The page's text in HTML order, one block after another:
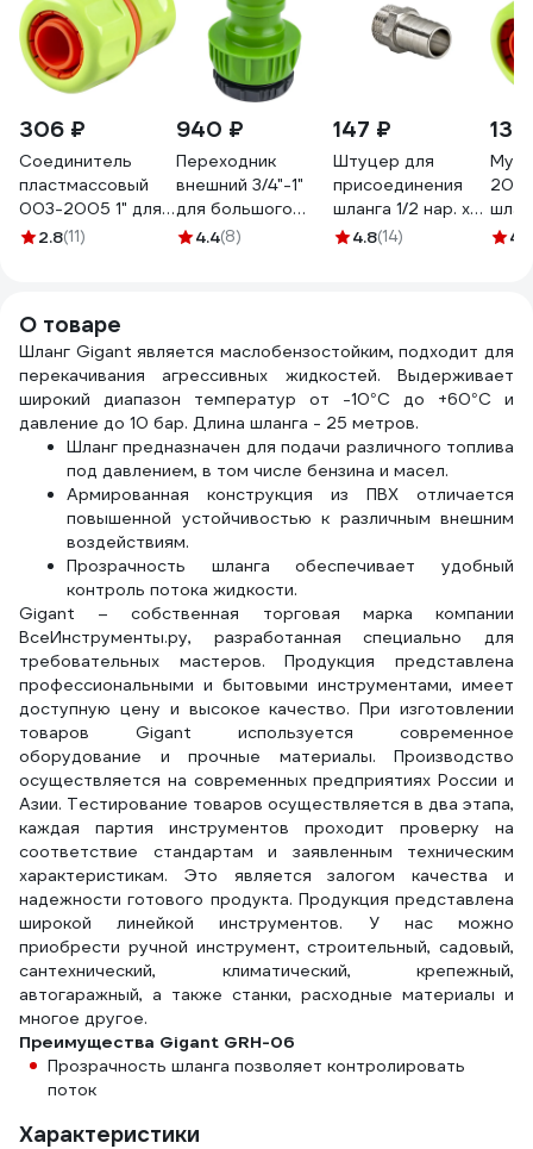
306 ₽
Соединитель
пластмассовый
003-2005 1" для
шлангов FEONA
2.8(11)
940 ₽
Переходник
внешний 3/4"-1"
для большого
объема воды USP
4.4(8)
147 ₽
Штуцер для
присоединения
шланга 1/2 нар. х
20мм Valtec
4.8(14) 4.7
О товаре
Шланг Gigant является маслобензостойким, подходит для
перекачивания агрессивных жидкостей. Выдерживает
широкий диапазон температур от -10°С до +60°С и
давление до 10 бар. Длина шланга - 25 метров.
Шланг предназначен для подачи различного топлива
под давлением, в том числе бензина и масел.
Армированная конструкция из ПВХ отличается
повышенной устойчивостью к различным внешним
воздействиям.
Прозрачность шланга обеспечивает удобный
контроль потока жидкости.
Gigant – собственная торговая марка компании
ВсеИнструменты.ру, разработанная специально для
требовательных мастеров. Продукция представлена
профессиональными и бытовыми инструментами, имеет
доступную цену и высокое качество. При изготовлении
товаров Gigant используется современное
оборудование и прочные материалы. Производство
осуществляется на современных предприятиях России и
Азии. Тестирование товаров осуществляется в два этапа,
каждая партия инструментов проходит проверку на
соответствие стандартам и заявленным техническим
характеристикам. Это является залогом качества и
надежности готового продукта. Продукция представлена
широкой линейкой инструментов. У нас можно
приобрести ручной инструмент, строительный, садовый,
сантехнический, климатический, крепежный,
автогаражный, а также станки, расходные материалы и
многое другое.
Преимущества Gigant GRH-06
Прозрачность шланга позволяет контролировать
поток
Характеристики